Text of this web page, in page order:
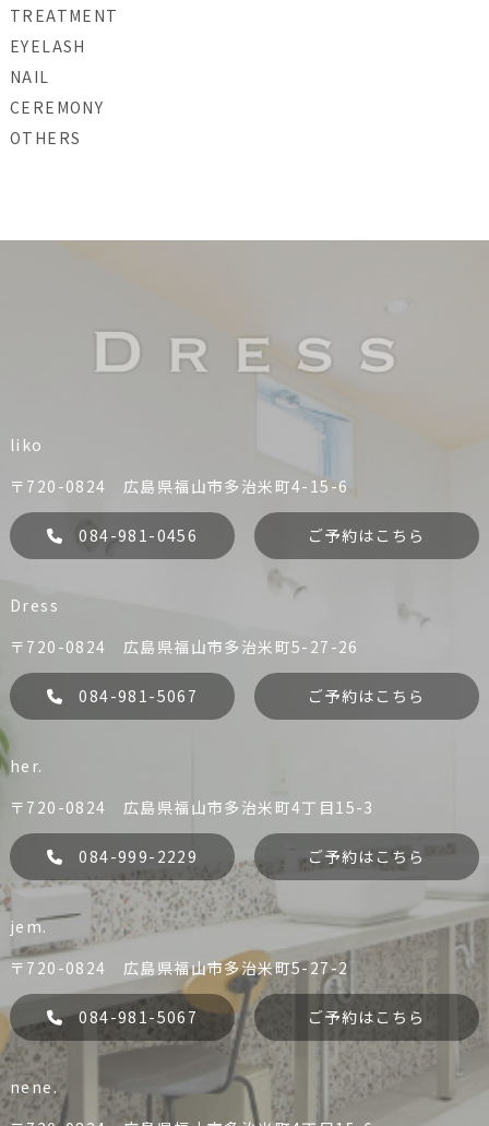
TREATMENT
EYELASH
NAIL
CEREMONY
OTHERS
liko
084-981-0456
予約する
Dress
084-981-5067
her.
jem.
liko
〒720-0824 広島県福山市多治米町4-15-6
084-981-0456 ご予約はこちら
Dress
〒720-0824 広島県福山市多治米町5-27-26
084-981-5067 ご予約はこちら
her.
〒720-0824 広島県福山市多治米町4丁目15-3
084-999-2229 ご予約はこちら
jem.
〒720-0824 広島県福山市多治米町5-27-2
084-981-5067 ご予約はこちら
nene.